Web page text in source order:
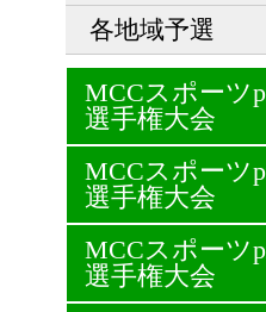
各地域予選
MCCスポーツ
選手権大会
MCCスポーツ
選手権大会
MCCスポーツ
選手権大会